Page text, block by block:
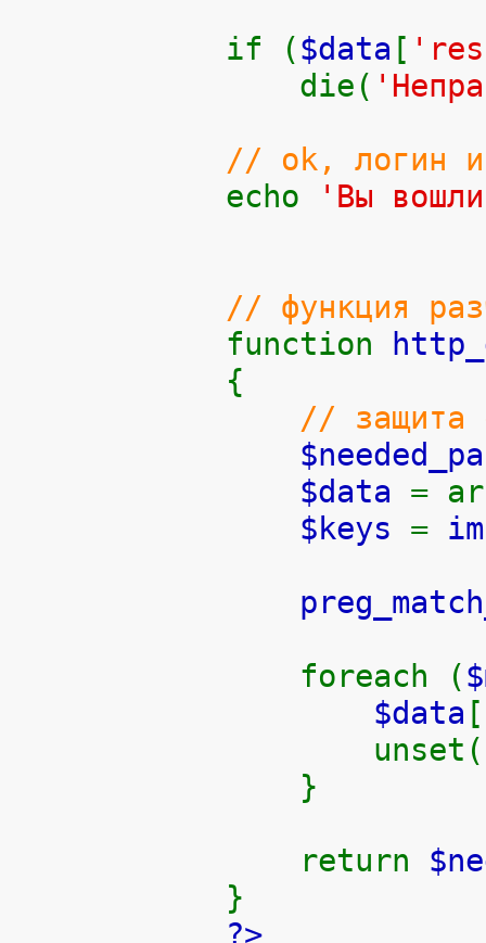
if ($data [
die(
// ok, логин и
echo
'Вы
// функция
function
{
// защита
$data =
$keys =
foreach (
$data [
unset(
}
return
}
?>